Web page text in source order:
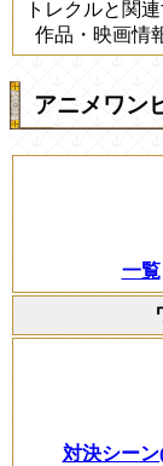
トレクルと関
作品・映画情
アニメワン
一覧
対決シーン